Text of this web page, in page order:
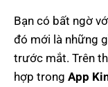
Bạn có bất ngờ
đó mới là những
trước mắt. Trên
hợp trong App